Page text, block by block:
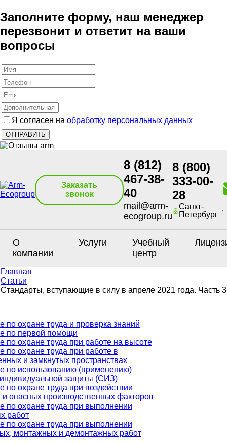
Заполните форму, наш менеджер
перезвонит и ответит на ваши
вопросы
Я согласен на обработку персональных данных
Заказать
звонок
8 (812)
467-38-
40
mail@arm-
ecogroup.ru
8 (800)
333-00-
28
Санкт-
Петербург
О
компании
Услуги
Учебный
центр
Главная
Статьи
Стандарты, вступающие в силу в апреле 2021 года. Часть 3
по охране труда и проверка знаний
по первой помощи
по охране труда при работе на высоте
по охране труда при работе в
и замкнутых пространствах
по использованию (применению)
защиты (СИЗ)
по охране труда при воздействии
опасных производственных факторов
по охране труда при выполнении
работ
по охране труда при выполнении
монтажных и демонтажных работ